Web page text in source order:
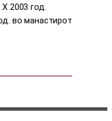
2003 год.
во манастирот